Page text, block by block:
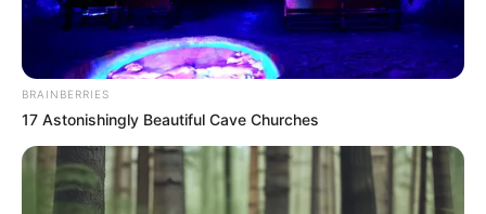
BRAINBERRIES
17 Astonishingly Beautiful Cave Churches